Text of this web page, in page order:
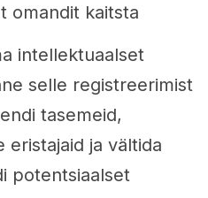
omandit kaitsta
intellektuaalset
selle registreerimist
tasemeid,
eristajaid ja vältida
potentsiaalset